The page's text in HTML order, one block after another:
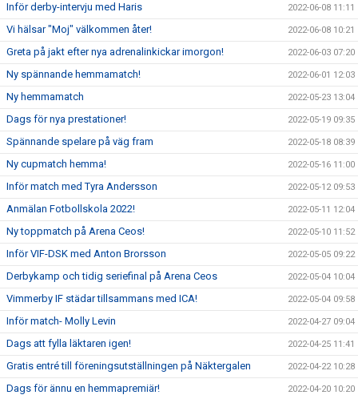
Inför derby-intervju med Haris 2022-06-08 11:11
Vi hälsar "Moj" välkommen åter! 2022-06-08 10:21
Greta på jakt efter nya adrenalinkickar imorgon! 2022-06-03 07:20
Ny spännande hemmamatch! 2022-06-01 12:03
Ny hemmamatch 2022-05-23 13:04
Dags för nya prestationer! 2022-05-19 09:35
Spännande spelare på väg fram 2022-05-18 08:39
Ny cupmatch hemma! 2022-05-16 11:00
Inför match med Tyra Andersson 2022-05-12 09:53
Anmälan Fotbollskola 2022! 2022-05-11 12:04
Ny toppmatch på Arena Ceos! 2022-05-10 11:52
Inför VIF-DSK med Anton Brorsson 2022-05-05 09:22
Derbykamp och tidig seriefinal på Arena Ceos 2022-05-04 10:04
Vimmerby IF städar tillsammans med ICA! 2022-05-04 09:58
Inför match- Molly Levin 2022-04-27 09:04
Dags att fylla läktaren igen! 2022-04-25 11:41
Gratis entré till föreningsutställningen på Näktergalen 2022-04-22 10:28
Dags för ännu en hemmapremiär! 2022-04-20 10:20